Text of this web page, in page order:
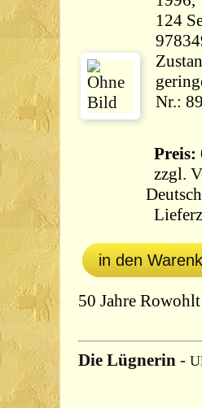
124 Seiten
Nr.:
Preis:
zzgl.
in den
50 Jahre
Die Lügnerin -